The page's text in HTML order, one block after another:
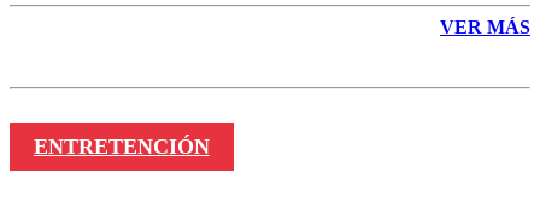
VER MÁS
ENTRETENCIÓN